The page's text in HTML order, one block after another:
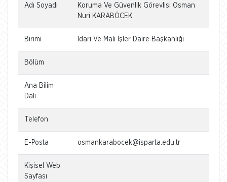
Adı Soyadı
Koruma Ve Güvenlik Görevlisi Osman
Nuri KARABÖCEK
Birimi İdari Ve Mali İşler Daire Başkanlığı
Bölüm
Ana Bilim
Dalı
Telefon
E-Posta osmankarabocek@isparta.edu.tr
Kişisel Web
Sayfası